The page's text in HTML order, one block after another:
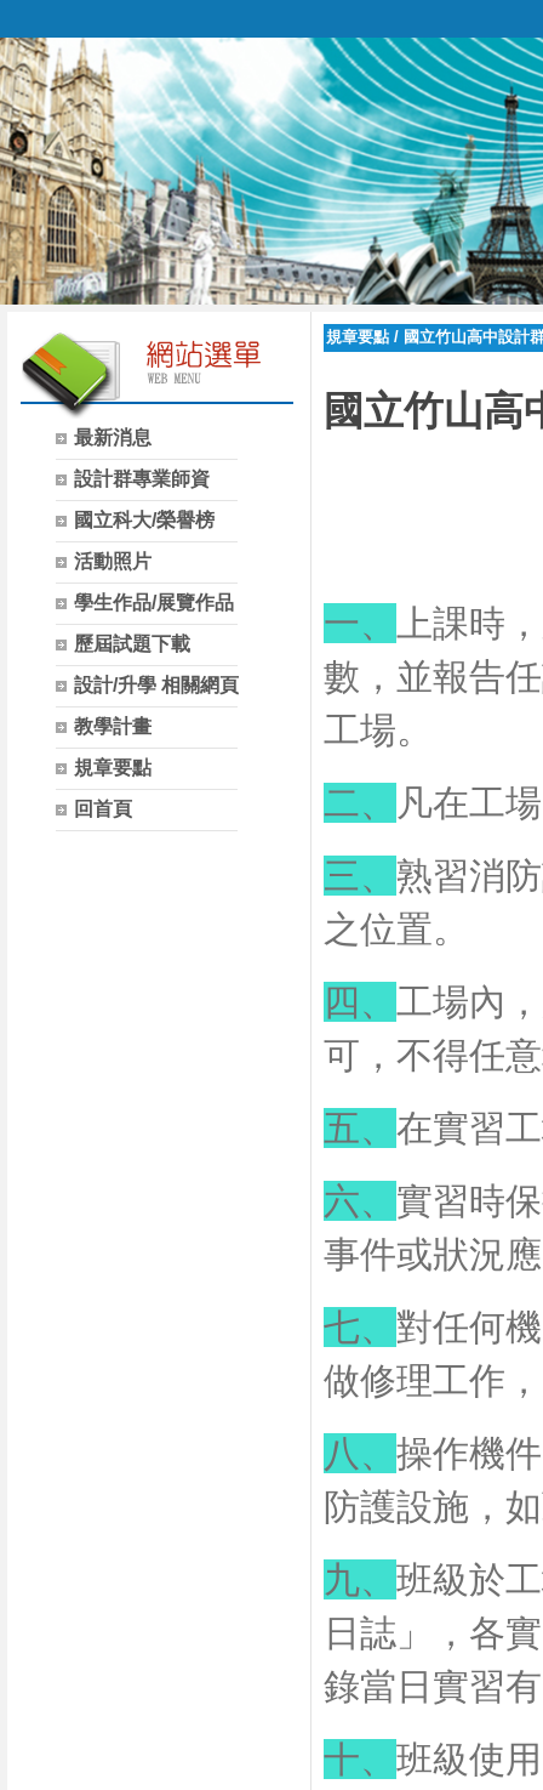
最新消息
設計群專業師資
國立科大/榮譽榜
活動照片
學生作品/展覽作品
歷屆試題下載
設計/升學 相關網頁
教學計畫
規章要點
回首頁
規章要點 / 國立竹山高中設計
國立竹山高
一、
上課時
數，並報告
工場。
二、
凡在工
三、 熟習消
之位置。
四、 工場內
可，不得任
五、 在實習
六、 實習時
事件或狀況
七、 對任何
做修理工作
八、 操作機
防護設施，
九、 班級於
日誌」，各
錄當日實習
十、 班級使